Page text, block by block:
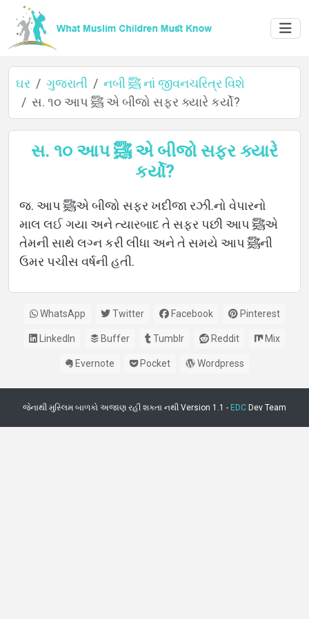
ઘર
ભાષાઓ
ઘર ગુજરાતી
નબી ﷺ નાં જીવનચરિત્ર વિશે
સ. ૧૦ આપ ﷺ એ બીજો સફર ક્યારે કર્યો?
સ. ૧૦ આપ ﷺ એ બીજો સફર ક્યારે
કર્યો?
જ. આપ ﷺએ બીજો સફર ખદીજા રઝી.નો વેપારનો
માલ લઈ ગયા અને ત્યારબાદ તે સફર પછી આપ ﷺએ
તેમની સાથે લગ્ન કરી લીધા અને તે સમયે આપ ﷺની
ઉમર પચીસ વર્ષની હતી.
WhatsApp Twitter Facebook Pinterest
LinkedIn Buffer Tumblr Reddit Mix
Evernote Pocket Wordpress
જેનાથી મુસ્લિમ બાળકો અજાણ રહી શકતા નથી Version 1.1 - EDC Dev Team